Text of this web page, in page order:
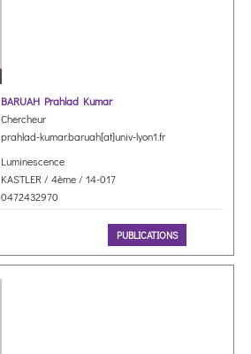
BARUAH Prahlad Kumar
Chercheur
prahlad-kumar.baruah[at]univ-lyon1.fr
Luminescence
KASTLER / 4ème / 14-017
0472432970
PUBLICATIONS